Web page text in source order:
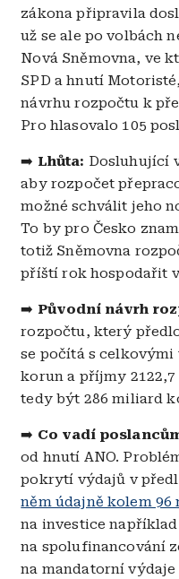
zákona připravila
už se ale po volbách
Nová Sněmovna, ve
SPD a hnutí
návrhu rozpočtu k
Pro hlasovalo 105
➡️ Lhůta: Dosluhující
aby rozpočet
možné schválit jeho
To by pro Česko
totiž Sněmovna
příští rok hospodařit
➡️ Původní návrh
rozpočtu, který
se počítá s
korun a příjmy
tedy být 286 miliard
➡️ Co vadí
od hnutí ANO.
pokrytí výdajů v
něm údajně kolem
na investice
na spolufinancování
na mandatorní